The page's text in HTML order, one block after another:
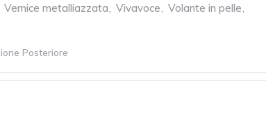
Vernice metalliazzata, Vivavoce, Volante in pelle,
Posteriore